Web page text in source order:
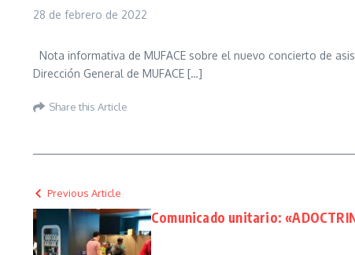
28 de febrero de 2022
Nota informativa de MUFACE sobre el nuevo concierto de
Dirección General de MUFACE […]
Share this Article
Previous Article
Comunicado unitario: